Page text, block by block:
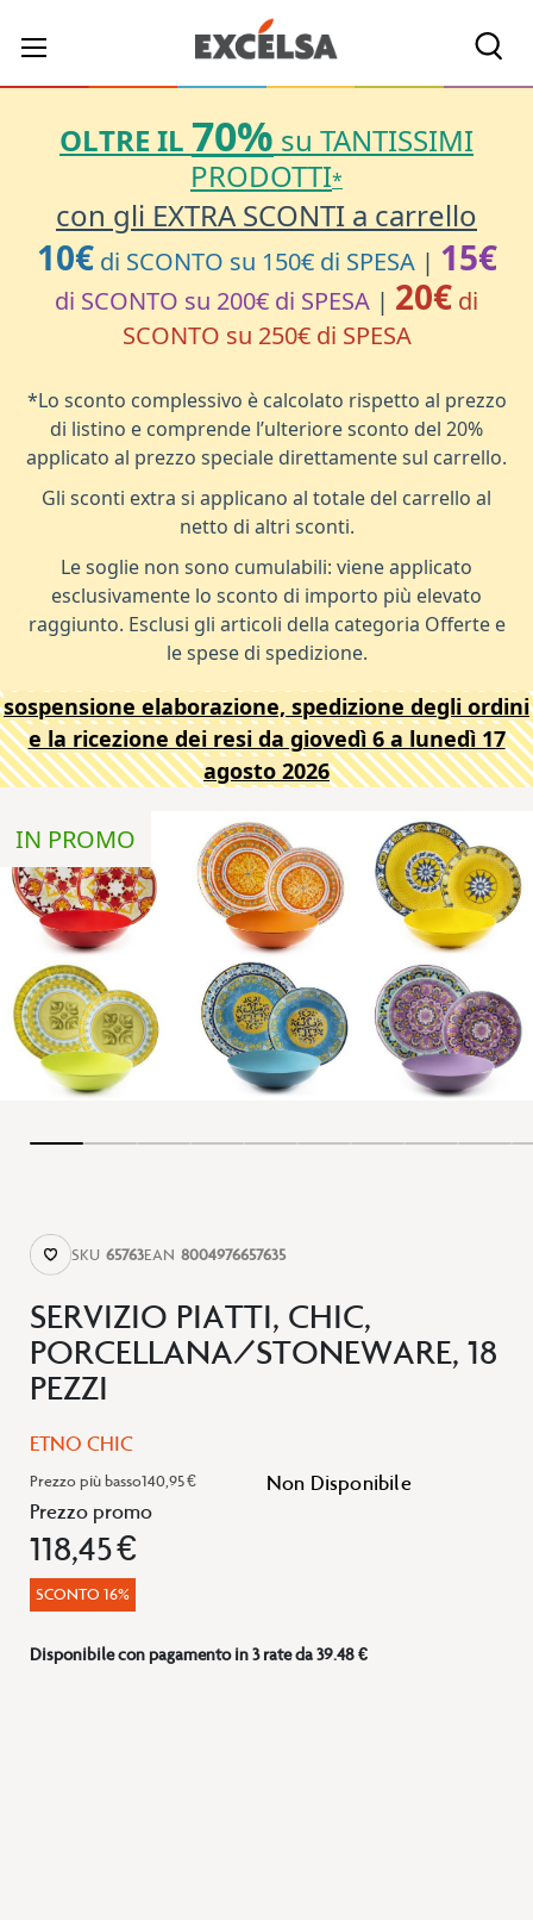
OLTRE IL 70% su TANTISSIMI
PRODOTTI*
con gli EXTRA SCONTI a carrello
10€ di SCONTO su 150€ di SPESA| 15€
di SCONTO su 200€ di SPESA | 20€ di
SCONTO su 250€ di SPESA
*Lo sconto complessivo è calcolato rispetto al prezzo
di listino e comprende l’ulteriore sconto del 20%
applicato al prezzo speciale direttamente sul carrello.
Gli sconti extra si applicano al totale del carrello al
netto di altri sconti.
Le soglie non sono cumulabili: viene applicato
esclusivamente lo sconto di importo più elevato
raggiunto. Esclusi gli articoli della categoria Offerte e
le spese di spedizione.
sospensione elaborazione, spedizione degli ordini
e la ricezione dei resi da giovedì 6 a lunedì 17
agosto 2026
IN PROMO
SERVIZIO PIATTI, CHIC,
PORCELLANA/STONEWARE, 18
PEZZI
Prezzo promo
118,45 €
Prezzo più basso140,95 €
SCONTO 16%
Non Disponibile
SKU 65763EAN 8004976657635
Disponibile con pagamento in 3 rate da 39.48 €
ETNO CHIC